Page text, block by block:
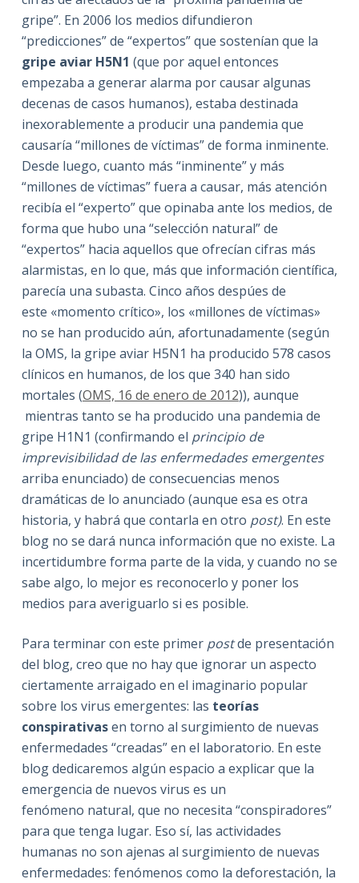
gripe”. En 2006 los medios difundieron
“predicciones” de “expertos” que sostenían que la
gripe aviar H5N1 (que por aquel entonces
empezaba a generar alarma por causar algunas
decenas de casos humanos), estaba destinada
inexorablemente a producir una pandemia que
causaría “millones de víctimas” de forma inminente.
Desde luego, cuanto más “inminente” y más
“millones de víctimas” fuera a causar, más atención
recibía el “experto” que opinaba ante los medios, de
forma que hubo una “selección natural” de
“expertos” hacia aquellos que ofrecían cifras más
alarmistas, en lo que, más que información científica,
parecía una subasta. Cinco años despúes de
este «momento crítico», los «millones de víctimas»
no se han producido aún, afortunadamente (según
la OMS, la gripe aviar H5N1 ha producido 578 casos
clínicos en humanos, de los que 340 han sido
mortales (OMS, 16 de enero de 2012)), aunque
mientras tanto se ha producido una pandemia de
gripe H1N1 (confirmando el principio de
imprevisibilidad de las enfermedades emergentes
arriba enunciado) de consecuencias menos
dramáticas de lo anunciado (aunque esa es otra
historia, y habrá que contarla en otro post). En este
blog no se dará nunca información que no existe. La
incertidumbre forma parte de la vida, y cuando no se
sabe algo, lo mejor es reconocerlo y poner los
medios para averiguarlo si es posible.
Para terminar con este primer postde presentación
del blog, creo que no hay que ignorar un aspecto
ciertamente arraigado en el imaginario popular
sobre los virus emergentes: las teorías
conspirativasen torno al surgimiento de nuevas
enfermedades “creadas” en el laboratorio. En este
blog dedicaremos algún espacio a explicar que la
emergencia de nuevos virus es un
fenómeno natural, que no necesita “conspiradores”
para que tenga lugar. Eso sí, las actividades
humanas no son ajenas al surgimiento de nuevas
enfermedades: fenómenos como la deforestación, la